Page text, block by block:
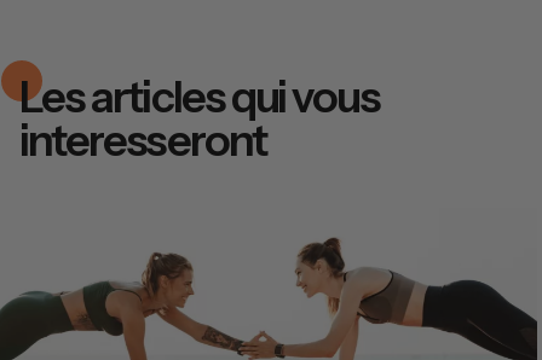
Les articles qui vous
interesseront